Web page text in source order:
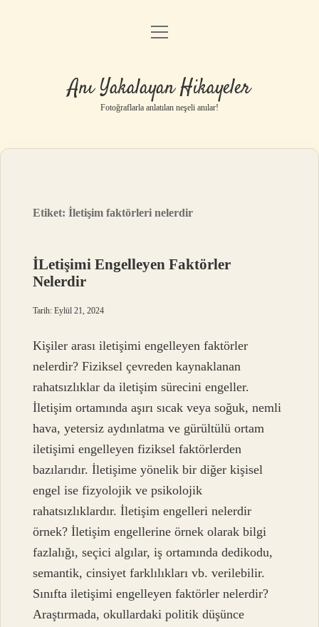
Anasayfa
Yasal Uyarı
menüyü
Anı Yakalayan Hikayeler
Fotoğraflarla anlatılan neşeli anılar!
Etiket:İletişim faktörleri nelerdir
İLetişimi Engelleyen Faktörler
Nelerdir
Tarih: Eylül 21, 2024
Kişiler arası iletişimi engelleyen faktörler
nelerdir? Fiziksel çevreden kaynaklanan
rahatsızlıklar da iletişim sürecini engeller.
İletişim ortamında aşırı sıcak veya soğuk, nemli
hava, yetersiz aydınlatma ve gürültülü ortam
iletişimi engelleyen fiziksel faktörlerden
bazılarıdır. İletişime yönelik bir diğer kişisel
engel ise fizyolojik ve psikolojik
rahatsızlıklardır. İletişim engelleri nelerdir
örnek? İletişim engellerine örnek olarak bilgi
fazlalığı, seçici algılar, iş ortamında dedikodu,
semantik, cinsiyet farklılıkları vb. verilebilir.
Sınıfta iletişimi engelleyen faktörler nelerdir?
Araştırmada, okullardaki politik düşünce